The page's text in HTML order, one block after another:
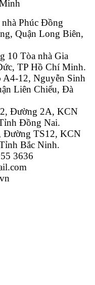
Phúc Đồng
Quận Long Biên,
10 Tòa nhà Gia
TP Hồ Chí Minh.
12, Nguyễn Sinh
Liên Chiểu, Đà
Đường 2A, KCN
Đồng Nai.
Đường TS12, KCN
Bắc Ninh.
3636